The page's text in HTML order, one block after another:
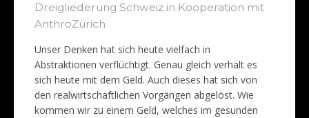
Dreigliederung Schweiz in Kooperation mit
AnthroZürich
Unser Denken hat sich heute vielfach in
Abstraktionen verflüchtigt. Genau gleich verhält es
sich heute mit dem Geld. Auch dieses hat sich von
den realwirtschaftlichen Vorgängen abgelöst. Wie
kommen wir zu einem Geld, welches im gesunden